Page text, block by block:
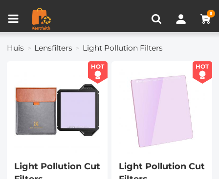
0
Huis Lensfilters Light Pollution Filters
HOT
Light Pollution Cut
HOT
Light Pollution Cut